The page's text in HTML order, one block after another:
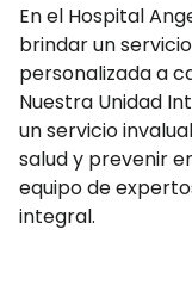
En el Hospital
brindar un
personalizada a
Nuestra Unidad
un servicio
salud y prevenir
equipo de
integral.